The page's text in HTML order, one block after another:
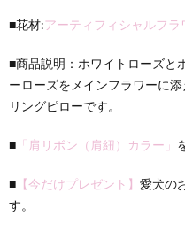
ッグ
クイ
ご紹
介
3.
式後
ピロ
■花材:アーティフィシャルフラ
■商品説明：ホワイトローズと
ーローズをメインフラワーに
リングピローです。
■ 「肩リボン（肩紐）カラー」
■ 【今だけプレゼント】 愛犬の
す。